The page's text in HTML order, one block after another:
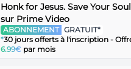
Honk for Jesus. Save Your
sur Prime Video
ABONNEMENT GRATUIT*
*30 jours offerts à l'inscription -
6.99€ par mois